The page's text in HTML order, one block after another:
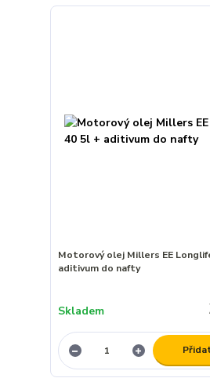
Motorový olej Millers EE
aditivum do nafty
Skladem